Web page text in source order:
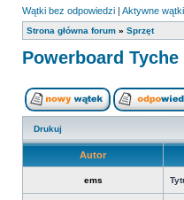
Wątki bez odpowiedzi | Aktywne wątki
Strona główna forum » Sprzęt
Powerboard
Drukuj
Autor
ems